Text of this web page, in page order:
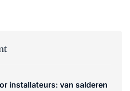
installateurs: van salderen